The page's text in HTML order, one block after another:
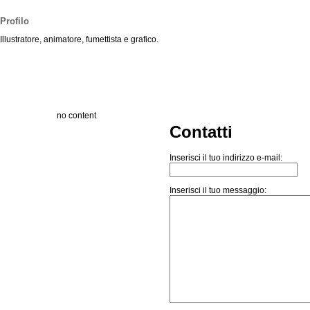
Profilo
Illustratore, animatore, fumettista e grafico.
no content
Contatti
Inserisci il tuo indirizzo e-mail:
Inserisci il tuo messaggio: